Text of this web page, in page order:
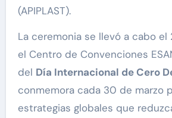
(APIPLAST).
La ceremonia se llevó a cabo el
el Centro de Convenciones
del Día Internacional de Cero
conmemora cada 30 de marzo
estrategias globales que